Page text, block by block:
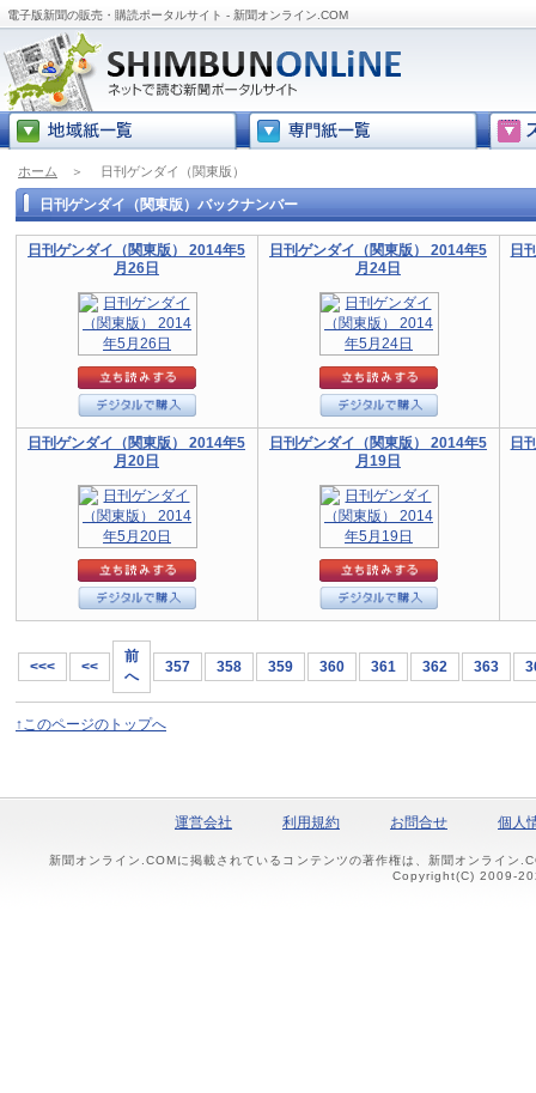
電子版新聞の販売・購読ポータルサイト - 新聞オンライン.COM
ホーム ＞ 日刊ゲンダイ（関東版）
日刊ゲンダイ（関東版）バックナンバー
日刊ゲンダイ（関東版） 2014年5
月26日
日刊ゲンダイ（関東版） 2014年5
月24日
日
日刊ゲンダイ（関東版） 2014年5
月20日
日刊ゲンダイ（関東版） 2014年5
月19日
日
<<< <<
前
へ
357 358 359 360 361 362 363
↑このページのトップへ
運営会社 利用規約 お問合せ 個人
新聞オンライン.COMに掲載されているコンテンツの著作権は、新聞オンライン
Copyright(C) 2009-